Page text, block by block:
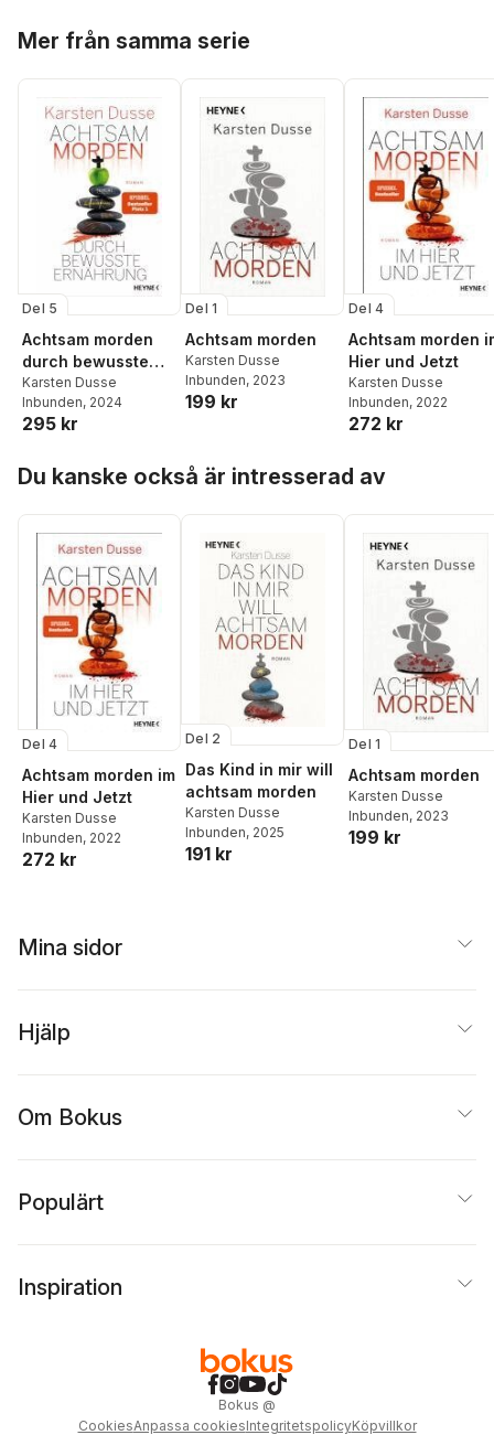
Mer från samma serie
Del 5
Achtsam morden
durch bewusste
Ernährung
Karsten Dusse
Inbunden, 2024
295 kr
Del 1
Achtsam morden
Karsten Dusse
Inbunden, 2023
199 kr
Del 4
Achtsam morden
Hier und Jetzt
Karsten Dusse
Inbunden, 2022
272 kr
Du kanske också är intresserad av
Del 4
Achtsam morden im
Hier und Jetzt
Karsten Dusse
Inbunden, 2022
272 kr
Del 2
Das Kind in mir will
achtsam morden
Karsten Dusse
Inbunden, 2025
191 kr
Del 1
Achtsam morden
Karsten Dusse
Inbunden, 2023
199 kr
Mina sidor
Hjälp
Om Bokus
Populärt
Inspiration
Bokus @
CookiesAnpassa cookiesIntegritetspolicyKöpvillkor